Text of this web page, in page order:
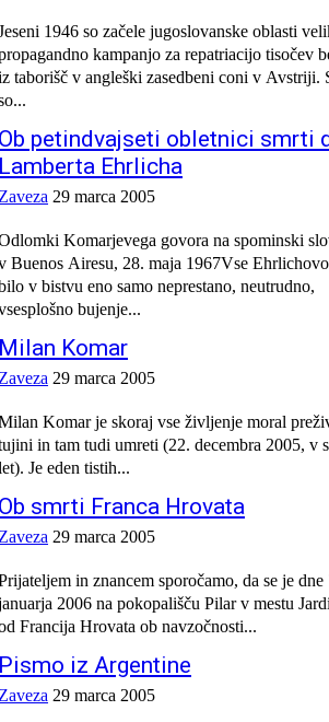
1946 so začele jugoslovanske oblasti
kampanjo za repatriacijo tisočev
taborišč v angleški zasedbeni coni v Avstriji.
petindvajseti obletnici smrti
Ehrlicha
29 marca 2005
Komarjevega govora na spominski
Buenos Airesu, 28. maja 1967Vse
v bistvu eno samo neprestano, neutrudno,
bujenje...
Komar
29 marca 2005
Komar je skoraj vse življenje moral
in tam tudi umreti (22. decembra 2005, v
Je eden tistih...
smrti Franca Hrovata
29 marca 2005
in znancem sporočamo, da se je dne
2006 na pokopališču Pilar v mestu
Francija Hrovata ob navzočnosti...
iz Argentine
29 marca 2005